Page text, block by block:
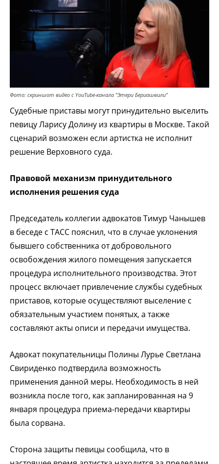
Фото: скриншот видео с YouTube-канала "Этери Бериашвили"
Судебные приставы могут принудительно выселить
певицу Ларису Долину из квартиры в Москве. Такой
сценарий возможен если артистка не исполнит
решение Верховного суда.
Правовой механизм принудительного
исполнения решения суда
Председатель коллегии адвокатов Тимур Чанышев
в беседе с ТАСС пояснил, что в случае уклонения
бывшего собственника от добровольного
освобождения жилого помещения запускается
процедура исполнительного производства. Этот
процесс включает привлечение службы судебных
приставов, которые осуществляют выселение с
обязательным участием понятых, а также
составляют акты описи и передачи имущества.
Адвокат покупательницы Полины Лурье Светлана
Свириденко подтвердила возможность
применения данной меры. Необходимость в ней
возникла после того, как запланированная на 9
января процедура приема-передачи квартиры
была сорвана.
Сторона защиты певицы сообщила, что в